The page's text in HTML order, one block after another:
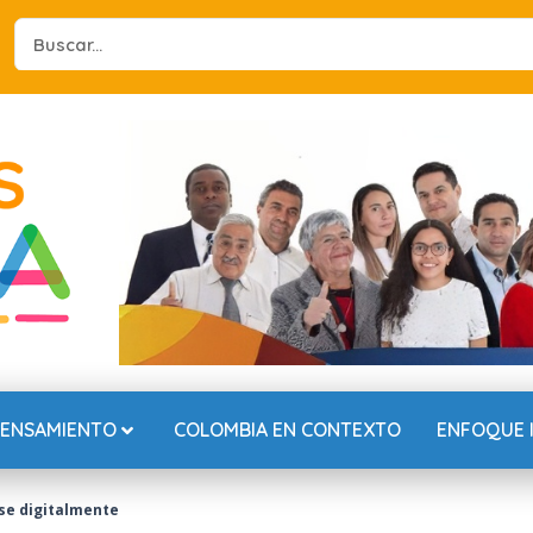
Search
...
COLOMBIA EN CONTEXTO ENFOQUE
digitalmente